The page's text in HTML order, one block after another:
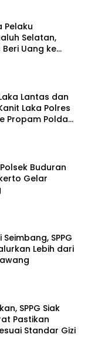
Pelaku
Selatan,
Uang ke
Lantas dan
Laka Polres
Propam Polda
Buduran
Gelar
SPPG
Lebih dari
SPPG Siak
Pastikan
Standar Gizi